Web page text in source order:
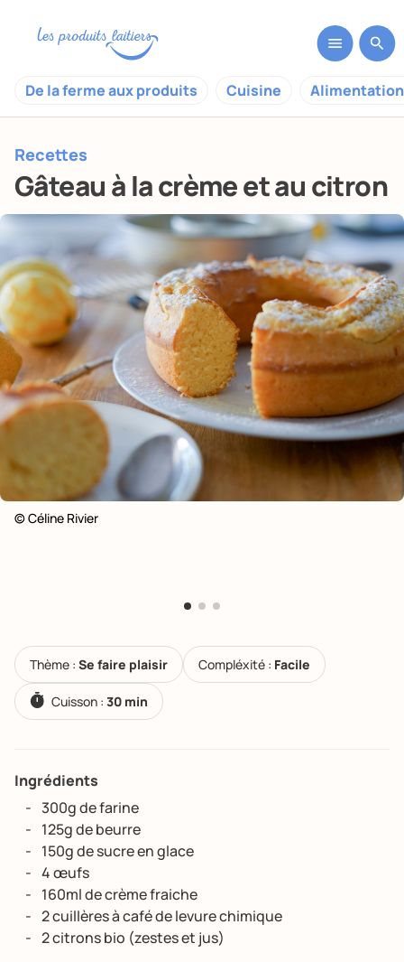
De la ferme aux produits Cuisine
Recettes
Gâteau à la crème et au citron
© Céline Rivier
Thème : Se faire plaisir Compléxité : Facile
Cuisson :30 min
Ingrédients
300g de farine
125g de beurre
150g de sucre en glace
4 œufs
160ml de crème fraiche
2 cuillères à café de levure chimique
2 citrons bio (zestes et jus)